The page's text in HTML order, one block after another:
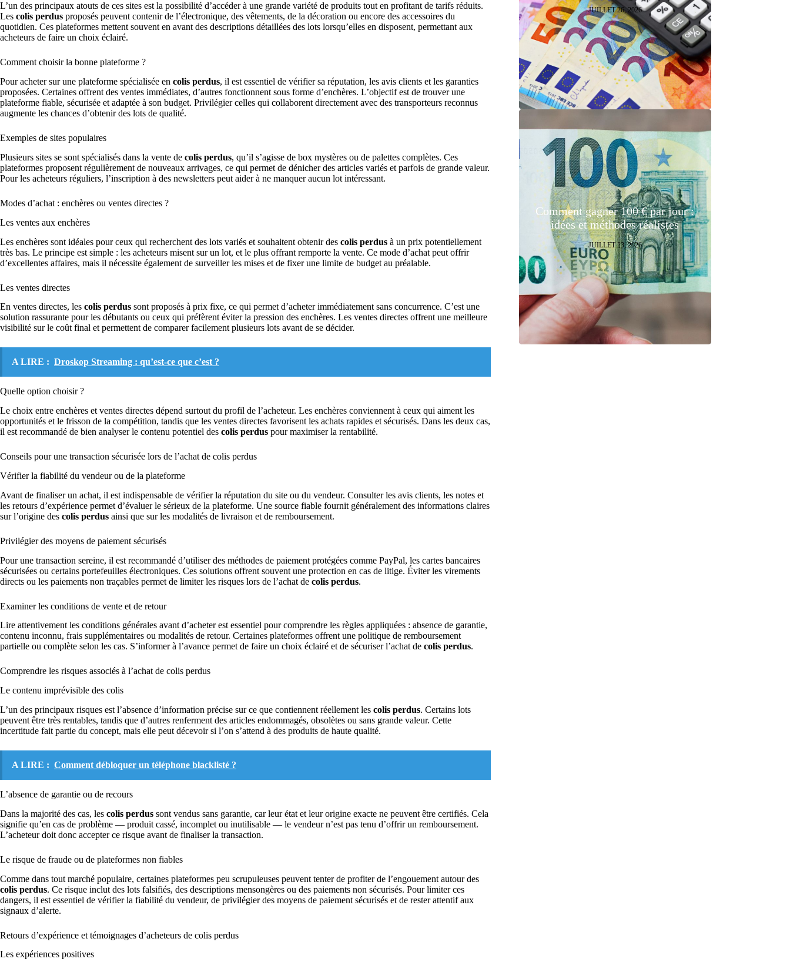
L’un des principaux atouts de ces sites est la possibilité d’accéder à une grande variété de produits tout en profitant de tarifs réduits.
Les colis perdus proposés peuvent contenir de l’électronique, des vêtements, de la décoration ou encore des accessoires du
quotidien. Ces plateformes mettent souvent en avant des descriptions détaillées des lots lorsqu’elles en disposent, permettant aux
acheteurs de faire un choix éclairé.
Comment choisir la bonne plateforme ?
Pour acheter sur une plateforme spécialisée en colis perdus, il est essentiel de vérifier sa réputation, les avis clients et les garanties
proposées. Certaines offrent des ventes immédiates, d’autres fonctionnent sous forme d’enchères. L’objectif est de trouver une
plateforme fiable, sécurisée et adaptée à son budget. Privilégier celles qui collaborent directement avec des transporteurs reconnus
augmente les chances d’obtenir des lots de qualité.
Exemples de sites populaires
Plusieurs sites se sont spécialisés dans la vente de colis perdus, qu’il s’agisse de box mystères ou de palettes complètes. Ces
plateformes proposent régulièrement de nouveaux arrivages, ce qui permet de dénicher des articles variés et parfois de grande valeur.
Pour les acheteurs réguliers, l’inscription à des newsletters peut aider à ne manquer aucun lot intéressant.
Modes d’achat : enchères ou ventes directes ?
Les ventes aux enchères
Les enchères sont idéales pour ceux qui recherchent des lots variés et souhaitent obtenir des colis perdus à un prix potentiellement
très bas. Le principe est simple : les acheteurs misent sur un lot, et le plus offrant remporte la vente. Ce mode d’achat peut offrir
d’excellentes affaires, mais il nécessite également de surveiller les mises et de fixer une limite de budget au préalable.
Les ventes directes
En ventes directes, les colis perdus sont proposés à prix fixe, ce qui permet d’acheter immédiatement sans concurrence. C’est une
solution rassurante pour les débutants ou ceux qui préfèrent éviter la pression des enchères. Les ventes directes offrent une meilleure
visibilité sur le coût final et permettent de comparer facilement plusieurs lots avant de se décider.
A LIRE : Droskop Streaming : qu’est-ce que c’est ?
Quelle option choisir ?
Le choix entre enchères et ventes directes dépend surtout du profil de l’acheteur. Les enchères conviennent à ceux qui aiment les
opportunités et le frisson de la compétition, tandis que les ventes directes favorisent les achats rapides et sécurisés. Dans les deux cas,
il est recommandé de bien analyser le contenu potentiel des colis perdus pour maximiser la rentabilité.
Conseils pour une transaction sécurisée lors de l’achat de colis perdus
Vérifier la fiabilité du vendeur ou de la plateforme
Avant de finaliser un achat, il est indispensable de vérifier la réputation du site ou du vendeur. Consulter les avis clients, les notes et
les retours d’expérience permet d’évaluer le sérieux de la plateforme. Une source fiable fournit généralement des informations claires
sur l’origine des colis perdus ainsi que sur les modalités de livraison et de remboursement.
Privilégier des moyens de paiement sécurisés
Pour une transaction sereine, il est recommandé d’utiliser des méthodes de paiement protégées comme PayPal, les cartes bancaires
sécurisées ou certains portefeuilles électroniques. Ces solutions offrent souvent une protection en cas de litige. Éviter les virements
directs ou les paiements non traçables permet de limiter les risques lors de l’achat de colis perdus.
Examiner les conditions de vente et de retour
Lire attentivement les conditions générales avant d’acheter est essentiel pour comprendre les règles appliquées : absence de garantie,
contenu inconnu, frais supplémentaires ou modalités de retour. Certaines plateformes offrent une politique de remboursement
partielle ou complète selon les cas. S’informer à l’avance permet de faire un choix éclairé et de sécuriser l’achat de colis perdus.
Comprendre les risques associés à l’achat de colis perdus
Le contenu imprévisible des colis
L’un des principaux risques est l’absence d’information précise sur ce que contiennent réellement les colis perdus. Certains lots
peuvent être très rentables, tandis que d’autres renferment des articles endommagés, obsolètes ou sans grande valeur. Cette
incertitude fait partie du concept, mais elle peut décevoir si l’on s’attend à des produits de haute qualité.
A LIRE : Comment débloquer un téléphone blacklisté ?
L’absence de garantie ou de recours
Dans la majorité des cas, les colis perdus sont vendus sans garantie, car leur état et leur origine exacte ne peuvent être certifiés. Cela
signifie qu’en cas de problème — produit cassé, incomplet ou inutilisable — le vendeur n’est pas tenu d’offrir un remboursement.
L’acheteur doit donc accepter ce risque avant de finaliser la transaction.
Le risque de fraude ou de plateformes non fiables
Comme dans tout marché populaire, certaines plateformes peu scrupuleuses peuvent tenter de profiter de l’engouement autour des
colis perdus. Ce risque inclut des lots falsifiés, des descriptions mensongères ou des paiements non sécurisés. Pour limiter ces
dangers, il est essentiel de vérifier la fiabilité du vendeur, de privilégier des moyens de paiement sécurisés et de rester attentif aux
signaux d’alerte.
Retours d’expérience et témoignages d’acheteurs de colis perdus
Les expériences positives
JUILLET 26, 2026
Comment gagner 100 € par jour :
idées et méthodes réalistes
JUILLET 23, 2026